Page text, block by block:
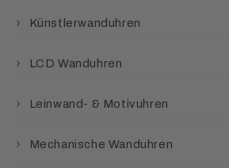
Künstlerwanduhren
LCD Wanduhren
Leinwand- & Motivuhren
Mechanische Wanduhren